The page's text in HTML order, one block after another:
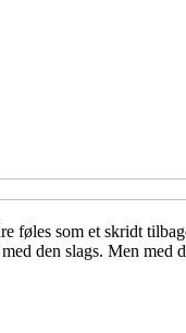
som et skridt
den slags. Men med